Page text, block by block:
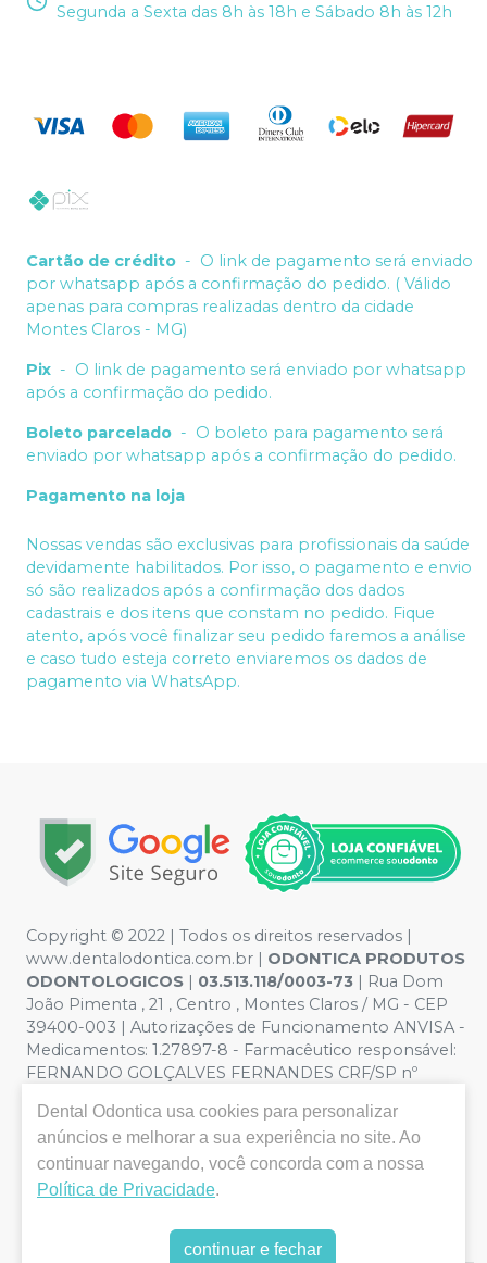
Segunda a Sexta das 8h às 18h e Sábado 8h às 12h
Cartão de crédito - O link de pagamento será enviado
por whatsapp após a confirmação do pedido. ( Válido
apenas para compras realizadas dentro da cidade
Montes Claros - MG)
Pix - O link de pagamento será enviado por whatsapp
após a confirmação do pedido.
Boleto parcelado - O boleto para pagamento será
enviado por whatsapp após a confirmação do pedido.
Pagamento na loja
Nossas vendas são exclusivas para profissionais da saúde
devidamente habilitados. Por isso, o pagamento e envio
só são realizados após a confirmação dos dados
cadastrais e dos itens que constam no pedido. Fique
atento, após você finalizar seu pedido faremos a análise
e caso tudo esteja correto enviaremos os dados de
pagamento via WhatsApp.
Copyright © 2022 | Todos os direitos reservados |
www.dentalodontica.com.br | ODONTICA PRODUTOS
ODONTOLOGICOS | 03.513.118/0003-73 | Rua Dom
João Pimenta , 21 , Centro , Montes Claros / MG - CEP
39400-003 | Autorizações de Funcionamento ANVISA -
Medicamentos: 1.27897-8 - Farmacêutico responsável:
FERNANDO GOLÇALVES FERNANDES CRF/SP nº
meramente ilustrativas - Os preços e condições da loja
virtual estão sujeitos a alterações. Em caso de
divergência de preços no site, o valor válido é o do
Carrinho de Compra. Não vendemos por atacado, por
de grandes volumes pelo site.
Dental Odontica usa cookies para personalizar
anúncios e melhorar a sua experiência no site. Ao
continuar navegando, você concorda com a nossa
Política de Privacidade.
continuar e fechar